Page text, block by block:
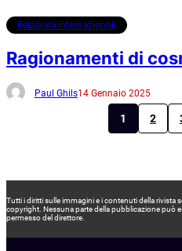
Relazioni internazionali
Ragionamenti di
Paul Ghils14 Gennaio 2025
1 2
Tutti i diritti sulle immagini e i contenuti della rivista
copyright. Nessuna parte della pubblicazione può
permesso del direttore.